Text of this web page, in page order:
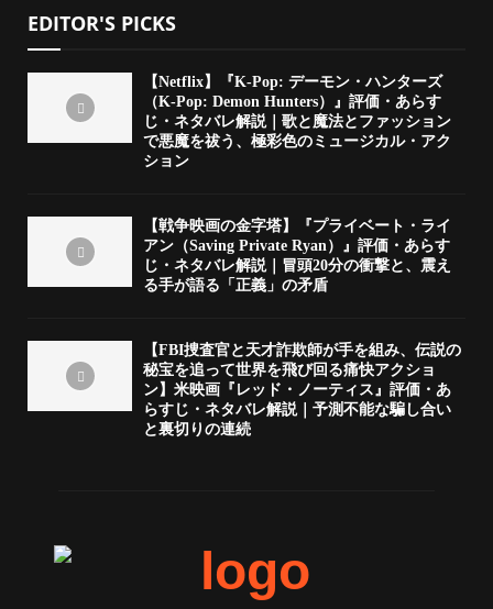
EDITOR'S PICKS
【Netflix】『K-Pop: デーモン・ハンターズ
（K-Pop: Demon Hunters）』評価・あらす
じ・ネタバレ解説｜歌と魔法とファッション
で悪魔を祓う、極彩色のミュージカル・アク
ション
【戦争映画の金字塔】『プライベート・ライ
アン（Saving Private Ryan）』評価・あらす
じ・ネタバレ解説｜冒頭20分の衝撃と、震え
る手が語る「正義」の矛盾
【FBI捜査官と天才詐欺師が手を組み、伝説の
秘宝を追って世界を飛び回る痛快アクショ
ン】米映画『レッド・ノーティス』評価・あ
らすじ・ネタバレ解説｜予測不能な騙し合い
と裏切りの連続